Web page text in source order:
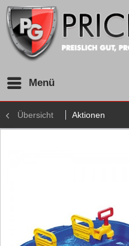
Menü
Übersicht Aktionen